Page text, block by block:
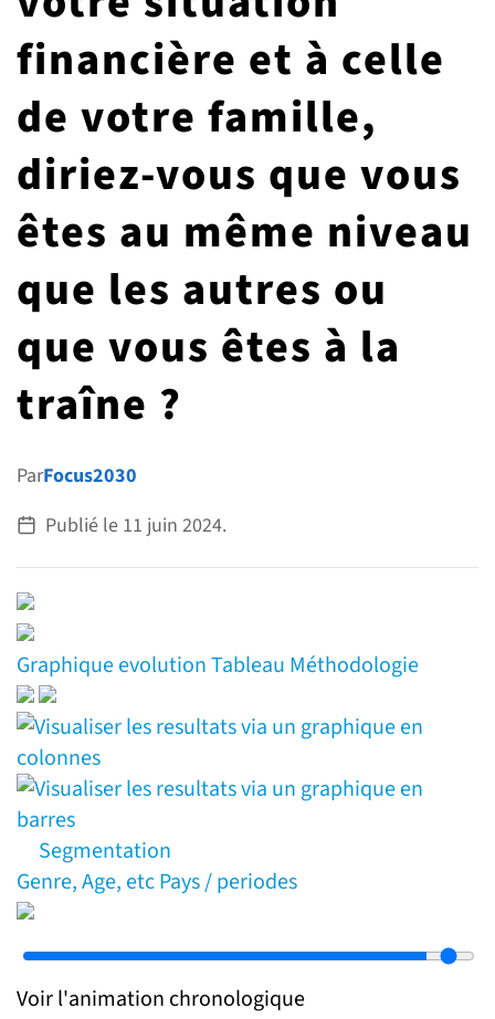
G7 / G20
TOUS LES THÈMES
VIDÉOS
financière et à celle
de votre famille,
diriez-vous que vous
êtes au même niveau
que les autres ou
que vous êtes à la
traîne ?
ParFocus2030
Publié le 11 juin 2024.
GraphiqueevolutionTableau Méthodologie
Segmentation
Genre, Age, etcPays / periodes
Voir l'animation chronologique